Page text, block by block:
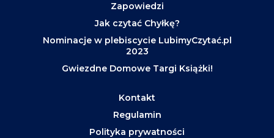
Zapowiedzi
Jak czytać Chyłkę?
Nominacje w plebiscycie LubimyCzytać.pl
2023
Gwiezdne Domowe Targi Książki!
Kontakt
Regulamin
Polityka prywatności